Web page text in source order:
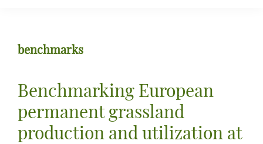
voor
en
Voederbouw
benchmarks
Benchmarking European
permanent grassland
production and utilization at